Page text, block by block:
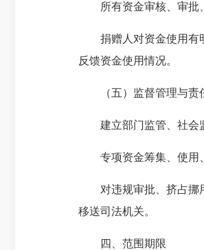
所有资金审核、审批、
捐赠人对资金使用有明
反馈资金使用情况。
（五）监督管理与责
建立部门监管、社会监
专项资金筹集、使用、
对违规审批、挤占挪用
移送司法机关。
四、范围期限